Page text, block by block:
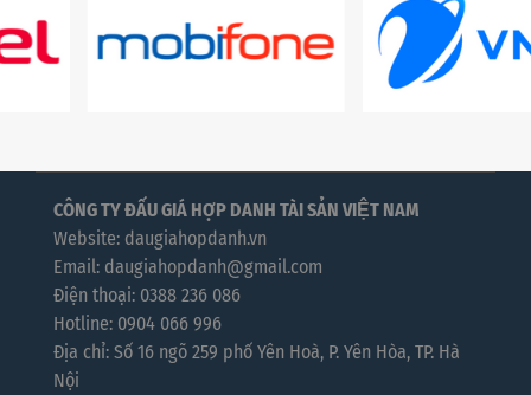
CÔNG TY ĐẤU GIÁ HỢP DANH TÀI SẢN VIỆT NAM
Website: daugiahopdanh.vn
Email: daugiahopdanh@gmail.com
Điện thoại: 0388 236 086
Hotline: 0904 066 996
Địa chỉ: Số 16 ngõ 259 phố Yên Hoà, P. Yên Hòa, TP. Hà
Nội